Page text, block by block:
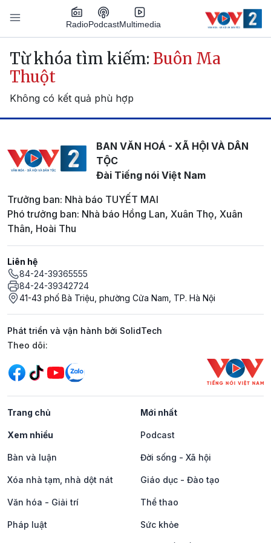
Nhảy đến nội dung
RadioPodcastMultimedia
Main navigation
Từ khóa tìm kiếm: Buôn Ma
Thuột
Không có kết quả phù hợp
BAN VĂN HOÁ - XÃ HỘI VÀ DÂN
TỘC
Đài Tiếng nói Việt Nam
Trưởng ban: Nhà báo TUYẾT MAI
Phó trưởng ban: Nhà báo Hồng Lan, Xuân Thọ, Xuân
Thân, Hoài Thu
Liên hệ
84-24-39365555
84-24-39342724
41-43 phố Bà Triệu, phường Cửa Nam, TP. Hà Nội
Phát triển và vận hành bởi SolidTech
Mạng xã hội
Theo dõi:
Trang chủ Mới nhất
Xem nhiều Podcast
Bàn và luận Đời sống - Xã hội
Xóa nhà tạm, nhà dột nát Giáo dục - Đào tạo
Văn hóa - Giải trí Thể thao
Pháp luật Sức khỏe